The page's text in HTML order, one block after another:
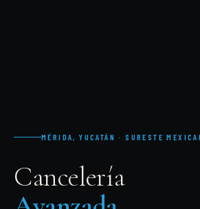
MÉRIDA, YUCATÁN · SURESTE
Cancelería